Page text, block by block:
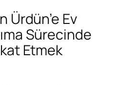
Ürdün’e Ev
Sürecinde
Etmek